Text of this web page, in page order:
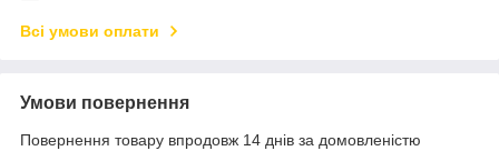
Всі умови оплати
Умови повернення
Повернення товару впродовж 14 днів за домовленістю